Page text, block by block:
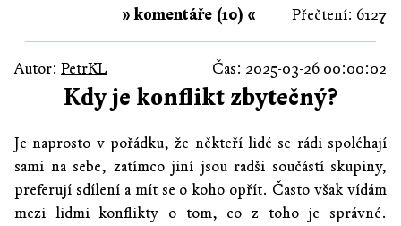
Přečtení: 6127
» komentáře (10) «
Autor: PetrKL Čas: 2025-03-26 00:00:02
Kdy je konflikt zbytečný?
Je naprosto v pořádku, že někteří lidé se rádi spoléhají
sami na sebe, zatímco jiní jsou radši součástí skupiny,
preferují sdílení a mít se o koho opřít. Často však vídám
mezi lidmi konflikty o tom, co z toho je správné.